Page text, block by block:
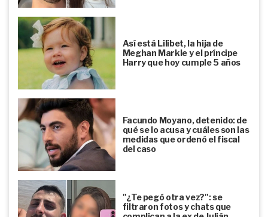
Así está Lilibet, la hija de
Meghan Markle y el príncipe
Harry que hoy cumple 5 años
Facundo Moyano, detenido: de
qué se lo acusa y cuáles son las
medidas que ordenó el fiscal
del caso
"¿Te pegó otra vez?": se
filtraron fotos y chats que